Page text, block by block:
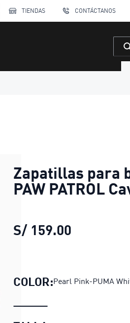
TIENDAS CONTÁCTANOS
Zapatillas para
PAW PATROL
S/ 159.00
COLOR:Pearl Pink-PUMA